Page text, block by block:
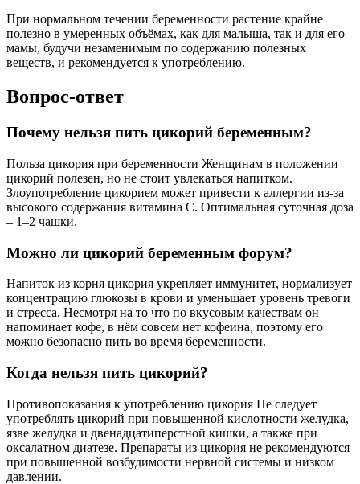
При нормальном течении беременности растение крайне
полезно в умеренных объёмах, как для малыша, так и для его
мамы, будучи незаменимым по содержанию полезных
веществ, и рекомендуется к употреблению.
Вопрос-ответ
Почему нельзя пить цикорий беременным?
Польза цикория при беременности Женщинам в положении
цикорий полезен, но не стоит увлекаться напитком.
Злоупотребление цикорием может привести к аллергии из-за
высокого содержания витамина C. Оптимальная суточная доза
– 1–2 чашки.
Можно ли цикорий беременным форум?
Напиток из корня цикория укрепляет иммунитет, нормализует
концентрацию глюкозы в крови и уменьшает уровень тревоги
и стресса. Несмотря на то что по вкусовым качествам он
напоминает кофе, в нём совсем нет кофеина, поэтому его
можно безопасно пить во время беременности.
Когда нельзя пить цикорий?
Противопоказания к употреблению цикория Не следует
употреблять цикорий при повышенной кислотности желудка,
язве желудка и двенадцатиперстной кишки, а также при
оксалатном диатезе. Препараты из цикория не рекомендуются
при повышенной возбудимости нервной системы и низком
давлении.